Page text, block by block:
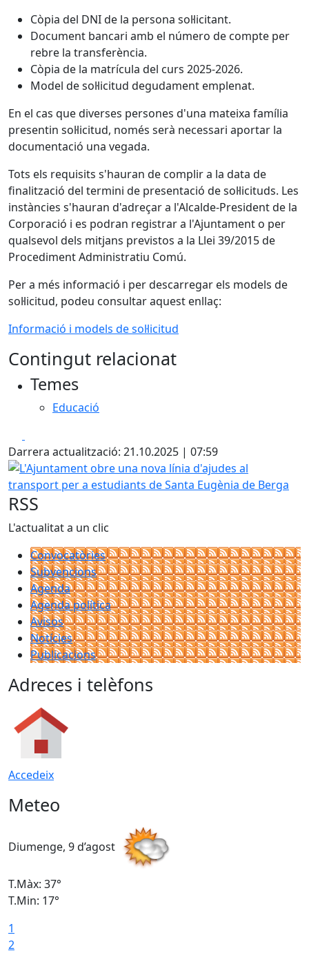
Còpia del DNI de la persona sol·licitant.
Document bancari amb el número de compte per
rebre la transferència.
Còpia de la matrícula del curs 2025-2026.
Model de sol·licitud degudament emplenat.
En el cas que diverses persones d'una mateixa família
presentin sol·licitud, només serà necessari aportar la
documentació una vegada.
Tots els requisits s'hauran de complir a la data de
finalització del termini de presentació de sol·licituds. Les
instàncies s'hauran d'adreçar a l'Alcalde-President de la
Corporació i es podran registrar a l'Ajuntament o per
qualsevol dels mitjans previstos a la Llei 39/2015 de
Procediment Administratiu Comú.
Per a més informació i per descarregar els models de
sol·licitud, podeu consultar aquest enllaç:
Informació i models de sol·licitud
Contingut relacionat
Temes
Educació
Darrera actualització: 21.10.2025 | 07:59
L'Ajuntament obre una nova línia d'ajudes al transport
RSS
L'actualitat a un clic
Convocatòries
Subvencions
Agenda
Agenda política
Avisos
Notícies
Publicacions
Adreces i telèfons
Accedeix
Meteo
Diumenge, 9 d’agost
T.Màx: 37°
T.Min: 17°
1
2